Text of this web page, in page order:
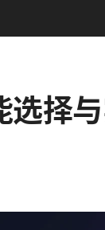
择